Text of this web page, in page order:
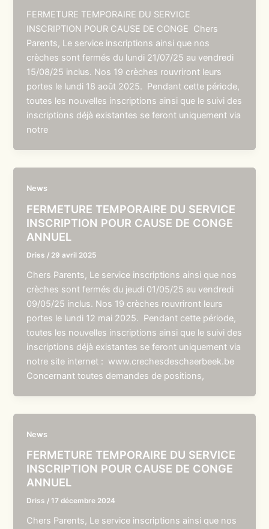
FERMETURE TEMPORAIRE DU SERVICE
INSCRIPTION POUR CAUSE DE CONGE Chers
Parents, Le service inscriptions ainsi que nos
crèches sont fermés du lundi 21/07/25 au vendredi
15/08/25 inclus. Nos 19 crèches rouvriront leurs
portes le lundi 18 août 2025. Pendant cette période,
toutes les nouvelles inscriptions ainsi que le suivi des
inscriptions déjà existantes se feront uniquement via
notre
News
FERMETURE TEMPORAIRE DU SERVICE
INSCRIPTION POUR CAUSE DE CONGE
ANNUEL
Driss / 29 avril 2025
Chers Parents, Le service inscriptions ainsi que nos
crèches sont fermés du jeudi 01/05/25 au vendredi
09/05/25 inclus. Nos 19 crèches rouvriront leurs
portes le lundi 12 mai 2025. Pendant cette période,
toutes les nouvelles inscriptions ainsi que le suivi des
inscriptions déjà existantes se feront uniquement via
notre site internet : www.crechesdeschaerbeek.be
Concernant toutes demandes de positions,
News
FERMETURE TEMPORAIRE DU SERVICE
INSCRIPTION POUR CAUSE DE CONGE
ANNUEL
Driss /17 décembre 2024
Chers Parents, Le service inscriptions ainsi que nos